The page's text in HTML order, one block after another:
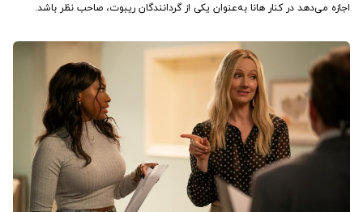
اجازه می‌دهد در کنار هانا به‌عنوان یکی از گردانندگان ریبوت، صاحب نظر باشد.